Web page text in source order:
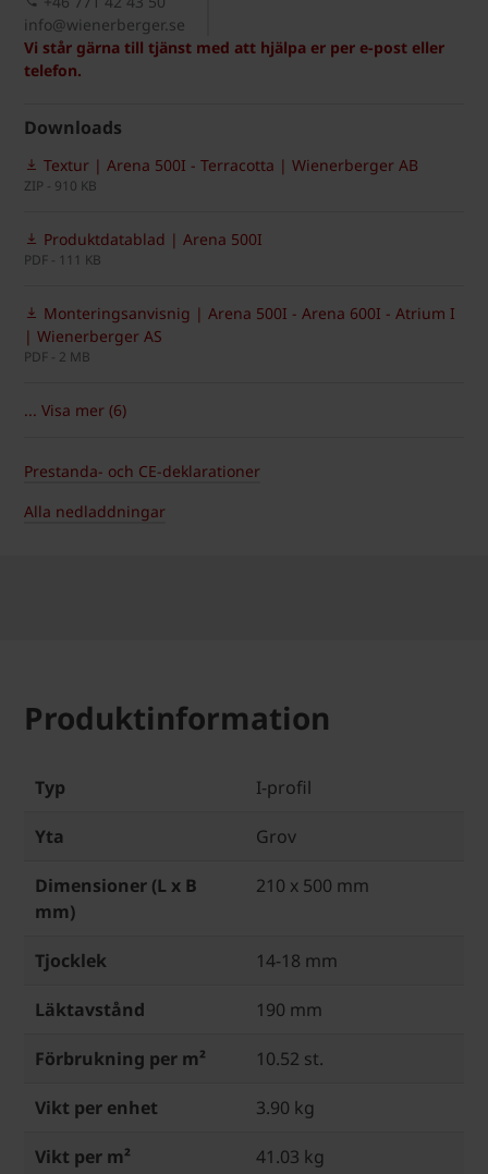
Vi står gärna till tjänst med att hjälpa er per e-post eller
telefon.
info@wienerberger.se
Downloads
Textur | Arena 500I - Terracotta | Wienerberger AB
ZIP - 910 KB
Produktdatablad | Arena 500I
PDF - 111 KB
Monteringsanvisnig | Arena 500I - Arena 600I - Atrium I
| Wienerberger AS
PDF - 2 MB
... Visa mer (6)
Prestanda- och CE-deklarationer
Alla nedladdningar
Produktinformation
Typ I-profil
Yta Grov
Dimensioner (L x B
mm)
210 x 500 mm
Tjocklek 14-18 mm
Läktavstånd 190 mm
Förbrukning per m² 10.52 st.
Vikt per enhet 3.90 kg
Vikt per m² 41.03 kg